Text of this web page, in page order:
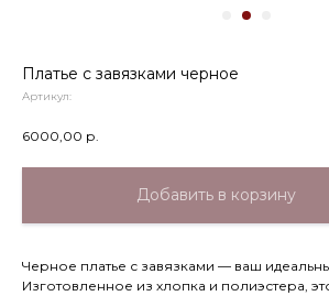
Платье с завязками черное
Артикул:
6000,00 р.
Добавить в корзину
Черное платье с завязками — ваш
Изготовленное из хлопка и полиэстера,